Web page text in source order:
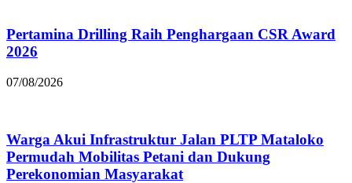
Pertamina Drilling Raih Penghargaan CSR Award
2026
07/08/2026
Warga Akui Infrastruktur Jalan PLTP Mataloko
Permudah Mobilitas Petani dan Dukung
Perekonomian Masyarakat